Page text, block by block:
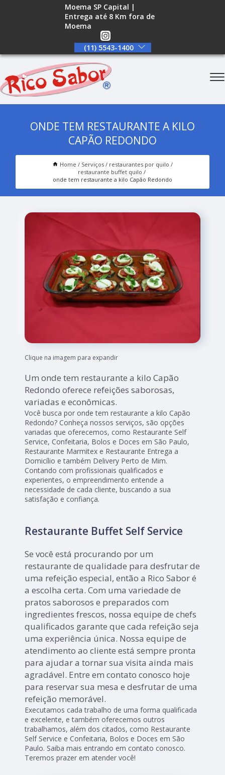
Moema SP Capital |
Entrega até 8 Km fora de
Moema
(11) 5543-1400
ONDE TEM RESTAURANTE A KILO
CAPÃO REDONDO
Home Serviços
restaurantes por quilo
restaurante buffet quilo
onde tem restaurante a kilo Capão Redondo
Clique na imagem para expandir
Um onde tem restaurante a kilo Capão
Redondo oferece refeições saborosas,
variadas e econômicas.
Você busca por onde tem restaurante a kilo Capão
Redondo? Conheça nossos serviços, são opções
variadas que oferecemos, como Restaurante Self
Service, Confeitaria, Bolos e Doces em São Paulo,
Restaurante Marmitex e Restaurante Entrega a
Domicílio e também Delivery Perto de Mim.
Contando com profissionais qualificados e
experientes, o empreendimento entende a
necessidade de cada cliente, buscando a sua
satisfação e confiança.
Restaurante Buffet Self Service
Se você está procurando por um
restaurante de qualidade para desfrutar de
uma refeição especial, então a Rico Sabor é
a escolha certa. Com uma variedade de
pratos saborosos e preparados com
ingredientes frescos, nossa equipe de chefs
qualificados garante que cada refeição seja
uma experiência única. Nossa equipe de
atendimento ao cliente está sempre pronta
para ajudar a tornar sua visita ainda mais
agradável. Entre em contato conosco hoje
para reservar sua mesa e desfrutar de uma
refeição memorável.
Executamos cada trabalho de uma forma qualificada
e excelente, e também oferecemos outros
trabalhamos, além dos citados, como Restaurante
Self Service e Confeitaria, Bolos e Doces em São
Paulo. Saiba mais entrando em contato conosco.
Teremos prazer em atender você!